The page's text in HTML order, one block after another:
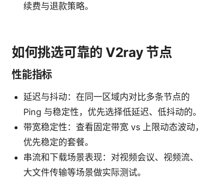
续费与退款策略。
如何挑选可靠的 V2ray 节点
性能指标
延迟与抖动：在同一区域内对比多条节点的
Ping 与稳定性，优先选择低延迟、低抖动的。
带宽稳定性：查看固定带宽 vs 上限动态波动，
优先稳定的套餐。
串流和下载场景表现：对视频会议、视频流、
大文件传输等场景做实际测试。